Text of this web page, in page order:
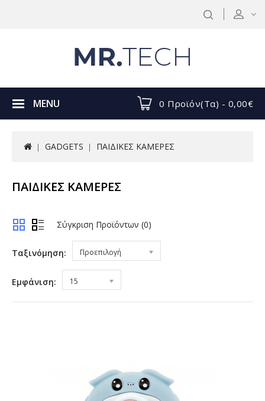
0 Προϊόν(τα) - 0,00€
MENU
GADGETS ΠΑΙΔΙΚΕΣ ΚΑΜΕΡΕΣ
ΠΑΙΔΙΚΕΣ ΚΑΜΕΡΕΣ
Σύγκριση Προϊόντων (0)
Ταξινόμηση: Προεπιλογή
Εμφάνιση: 15